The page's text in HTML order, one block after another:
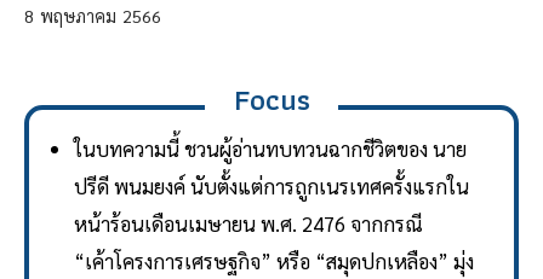
8 พฤษภาคม 2566
Focus
ในบทความนี้ ชวนผู้อ่านทบทวนฉากชีวิตของ นาย
ปรีดี พนมยงค์ นับตั้งแต่การถูกเนรเทศครั้งแรกใน
หน้าร้อนเดือนเมษายน พ.ศ. 2476 จากกรณี
“เค้าโครงการเศรษฐกิจ” หรือ “สมุดปกเหลือง” มุ่ง